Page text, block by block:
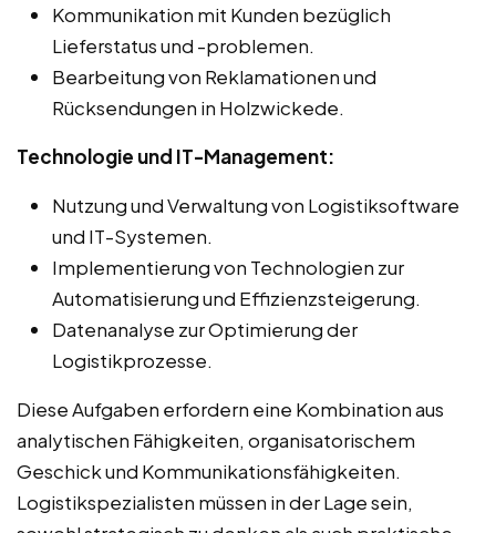
Kommunikation mit Kunden bezüglich
Lieferstatus und -problemen.
Bearbeitung von Reklamationen und
Rücksendungen in Holzwickede.
Technologie und IT-Management:
Nutzung und Verwaltung von Logistiksoftware
und IT-Systemen.
Implementierung von Technologien zur
Automatisierung und Effizienzsteigerung.
Datenanalyse zur Optimierung der
Logistikprozesse.
Diese Aufgaben erfordern eine Kombination aus
analytischen Fähigkeiten, organisatorischem
Geschick und Kommunikationsfähigkeiten.
Logistikspezialisten müssen in der Lage sein,